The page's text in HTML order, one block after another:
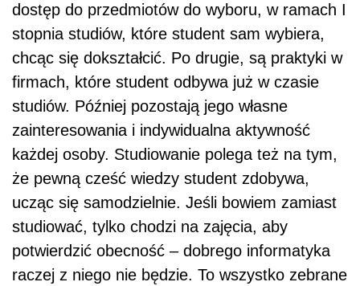
dostęp do przedmiotów do wyboru, w ramach I
stopnia studiów, które student sam wybiera,
chcąc się dokształcić. Po drugie, są praktyki w
firmach, które student odbywa już w czasie
studiów. Później pozostają jego własne
zainteresowania i indywidualna aktywność
każdej osoby. Studiowanie polega też na tym,
że pewną cześć wiedzy student zdobywa,
ucząc się samodzielnie. Jeśli bowiem zamiast
studiować, tylko chodzi na zajęcia, aby
potwierdzić obecność – dobrego informatyka
raczej z niego nie będzie. To wszystko zebrane